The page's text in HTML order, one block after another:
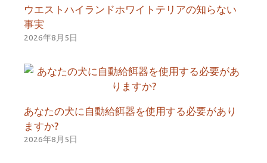
ウエストハイランドホワイトテリアの知らない
事実
2026年8月5日
あなたの犬に自動給餌器を使用する必要があり
ますか?
2026年8月5日